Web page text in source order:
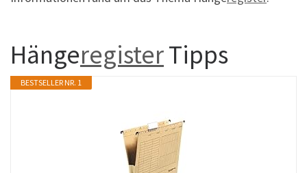
HängeregisterTipps
BESTSELLER NR. 1